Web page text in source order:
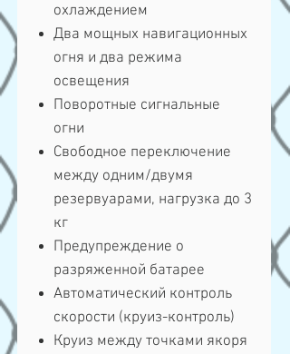
охлаждением
Два мощных навигационных
огня и два режима
освещения
Поворотные сигнальные
огни
Свободное переключение
между одним/двумя
резервуарами, нагрузка до 3
кг
Предупреждение о
разряженной батарее
Автоматический контроль
скорости (круиз-контроль)
Круиз между точками якоря